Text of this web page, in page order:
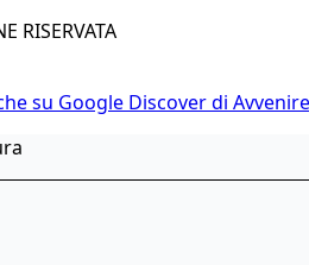
RISERVATA
su Google Discover di Avvenire